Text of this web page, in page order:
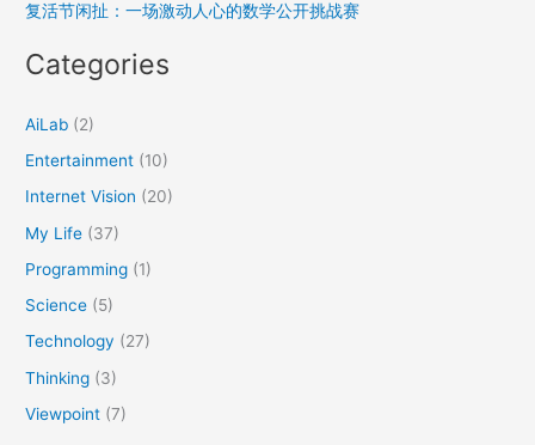
:复活节闲扯：一场激动人心的数学公开挑战赛
Categories
AiLab (2)
Entertainment (10)
Internet Vision (20)
My Life (37)
Programming (1)
Science (5)
Technology (27)
Thinking (3)
Viewpoint (7)